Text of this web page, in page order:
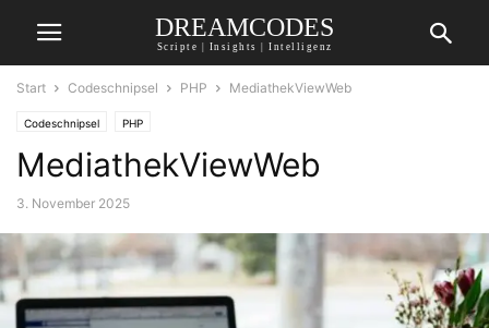
DREAMCODES
Scripte | Insights | Intelligenz
Start Codeschnipsel PHP MediathekViewWeb
Codeschnipsel PHP
MediathekViewWeb
3. November 2025